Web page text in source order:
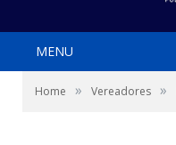
MENU
Home » Vereadores »